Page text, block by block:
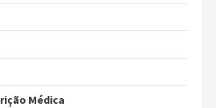
Médica